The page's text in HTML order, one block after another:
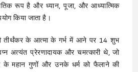
रूप है और ध्यान, पूजा, और आध्यात्मिक
किया जाता है।
तीर्थंकर के आत्मा के गर्भ में आने पर 14 शुभ
अत्यंत प्रेरणादायक और चमत्कारी थे, जो
के महान गुणों और उनके धर्म को फैलाने की